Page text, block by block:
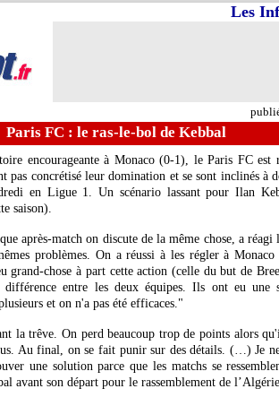
Les
Paris FC : le ras-le-bol de Kebbal
encourageante à Monaco (0-1), le Paris FC est
pas concrétisé leur domination et se sont inclinés à
en Ligue 1. Un scénario lassant pourIlan
saison).
après-match on discute de la même chose, a
problèmes. On a réussi à les régler à
grand-chose à part cette action (celle du but de
différence entre les deux équipes. Ils ont eu une
et on n'a pas été efficaces."
la trêve. On perd beaucoup trop de points alors
Au final, on se fait punir sur des détails. (…) Je
une solution parce que les matchs se
avant son départ pour le rassemblement de